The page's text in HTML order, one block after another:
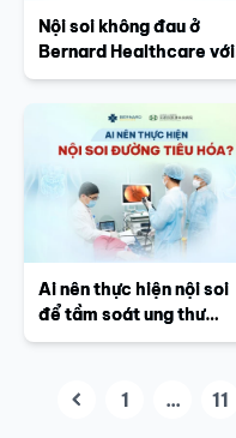
Nội soi không đau ở
Bernard Healthcare với
chuyên gia tiền mê kỳ
Ai nên thực hiện nội soi
để tầm soát ung thư
đường tiêu hóa?
1 ... 11